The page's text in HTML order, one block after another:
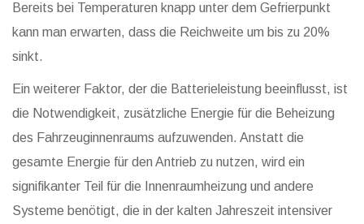
Bereits bei Temperaturen knapp unter dem Gefrierpunkt
kann man erwarten, dass die Reichweite um bis zu 20%
sinkt.
Ein weiterer Faktor, der die Batterieleistung beeinflusst, ist
die Notwendigkeit, zusätzliche Energie für die Beheizung
des Fahrzeuginnenraums aufzuwenden. Anstatt die
gesamte Energie für den Antrieb zu nutzen, wird ein
signifikanter Teil für die Innenraumheizung und andere
Systeme benötigt, die in der kalten Jahreszeit intensiver